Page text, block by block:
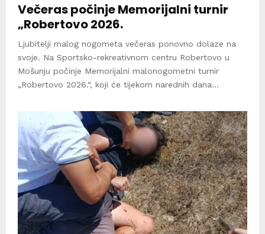
Večeras počinje Memorijalni turnir
„Robertovo 2026.
Ljubitelji malog nogometa večeras ponovno dolaze na
svoje. Na Sportsko-rekreativnom centru Robertovo u
Mošunju počinje Memorijalni malonogometni turnir
„Robertovo 2026.“, koji će tijekom narednih dana...